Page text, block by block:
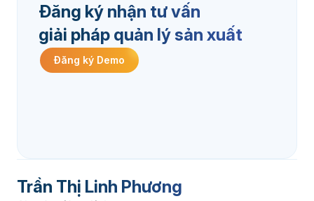
Đăng ký nhận tư vấn
giải pháp quản lý sản xuất
Đăng ký Demo
Trần Thị Linh Phương